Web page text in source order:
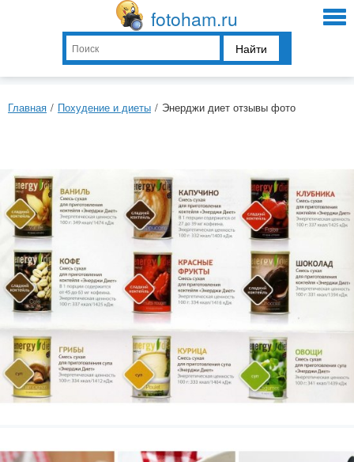
fotoham.ru
Найти
Главная / Похудение и диеты / Энерджи диет отзывы фото